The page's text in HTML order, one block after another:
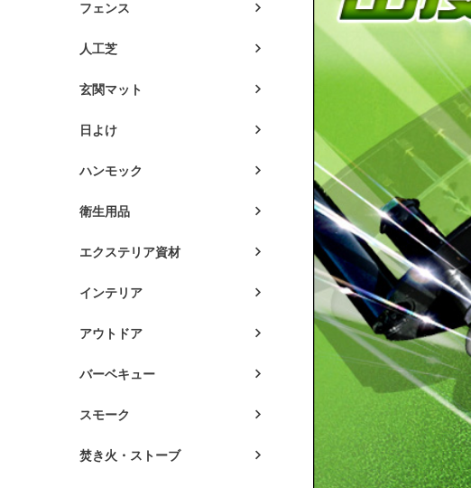
フェンス
人工芝
玄関マット
日よけ
ハンモック
衛生用品
エクステリア資材
インテリア
アウトドア
バーベキュー
スモーク
焚き火・ストーブ